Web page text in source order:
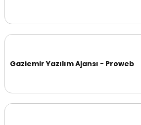
Gaziemir Yazılım Ajansı - Proweb